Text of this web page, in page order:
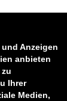
Anzeigen
anbieten
Ihrer
Medien,